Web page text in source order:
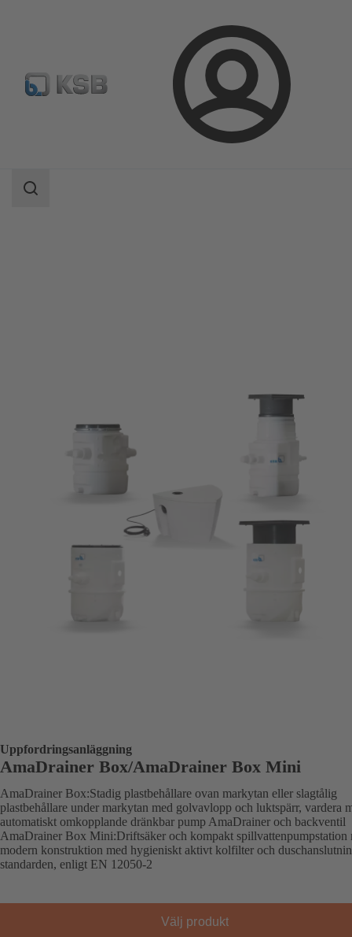
Login
AmaDrainer Box/AmaDrainer Box Mini
Sökomfattning
Uppfordringsanläggning
AmaDrainer Box/AmaDrainer Box Mini
AmaDrainer Box:Stadig plastbehållare ovan markytan eller slagtålig
plastbehållare under markytan med golvavlopp och luktspärr, vardera
automatiskt omkopplande dränkbar pump AmaDrainer och backventil
AmaDrainer Box Mini:Driftsäker och kompakt spillvattenpumpstation
modern konstruktion med hygieniskt aktivt kolfilter och
standarden, enligt EN 12050-2
Välj produkt